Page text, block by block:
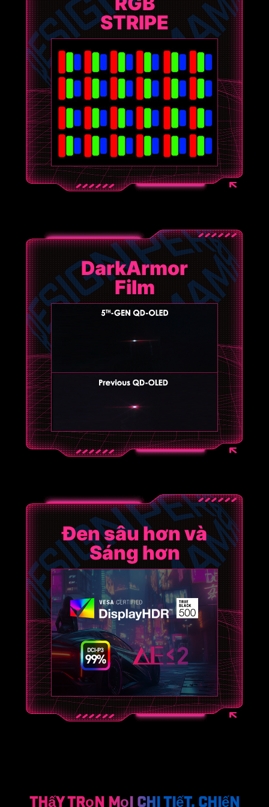
STRIPE
DarkArmor
Film
Đen sâu hơn và
Sáng hơn
Thấy trọn mọi chi tiết, Chiến